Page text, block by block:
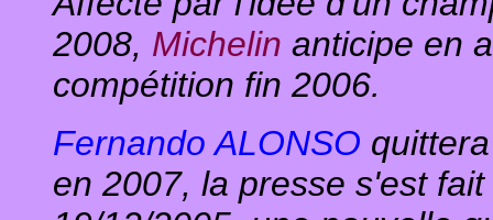
2008, Michelin anticipe en
compétition fin 2006.
Fernando ALONSO
en 2007, la presse s'est